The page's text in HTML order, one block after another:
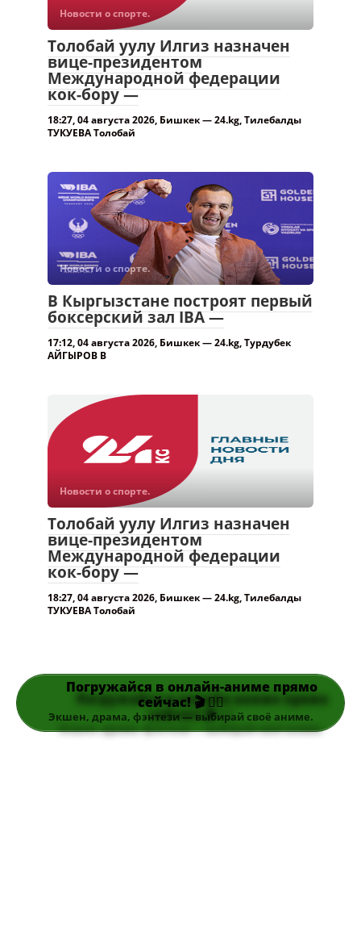
Новости о спорте.
Толобай уулу Илгиз назначен
вице-президентом
Международной федерации
кок-бору —
18:27, 04 августа 2026, Бишкек — 24.kg, Тилебалды
ТУКУЕВА Толобай
Новости о спорте.
В Кыргызстане построят первый
боксерский зал IBA —
17:12, 04 августа 2026, Бишкек — 24.kg, Турдубек
АЙГЫРОВ В
Новости о спорте.
Толобай уулу Илгиз назначен
вице-президентом
Международной федерации
кок-бору —
18:27, 04 августа 2026, Бишкек — 24.kg, Тилебалды
ТУКУЕВА Толобай
Погружайся в онлайн-аниме прямо
сейчас! 🎬 👆🏻
Экшен, драма, фэнтези — выбирай своё аниме.